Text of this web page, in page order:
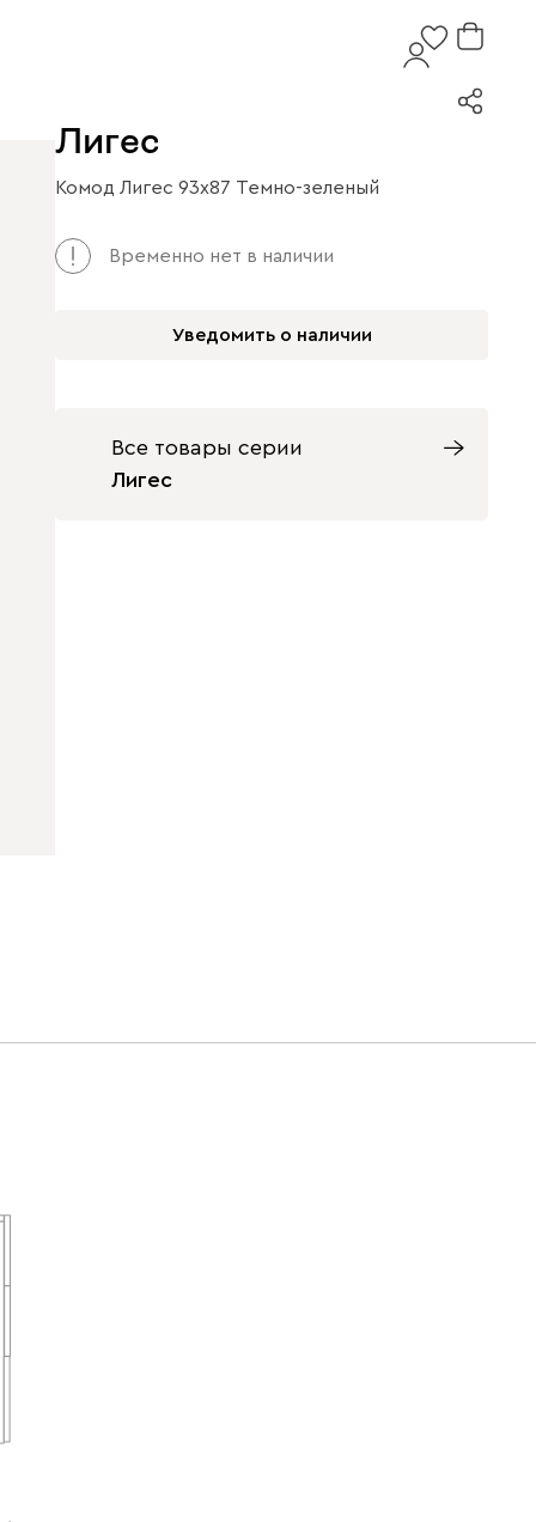
Лигес
Комод Лигес 93x87 Темно-зеленый
Временно нет в наличии
Уведомить о наличии
Все товары серии
Лигес